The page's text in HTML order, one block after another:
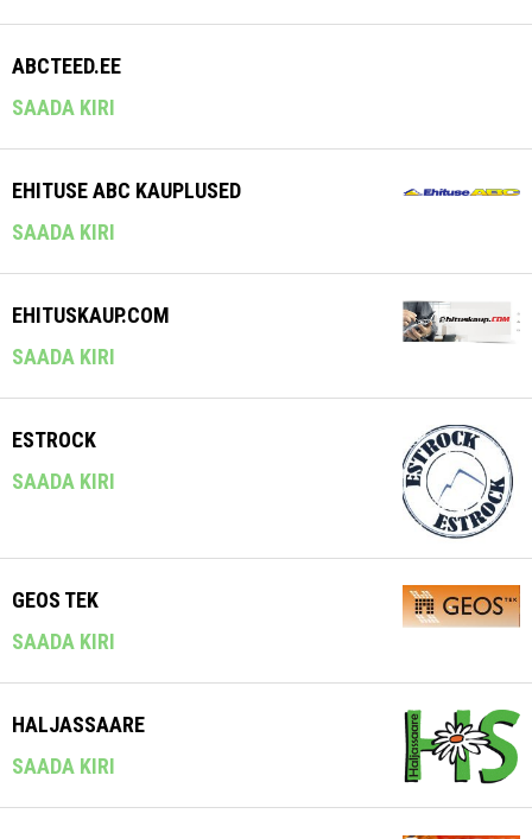
ABCTEED.EE
SAADA KIRI
EHITUSE ABC KAUPLUSED
SAADA KIRI
EHITUSKAUP.COM
SAADA KIRI
ESTROCK
SAADA KIRI
GEOS TEK
SAADA KIRI
HALJASSAARE
SAADA KIRI